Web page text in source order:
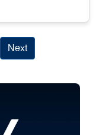
Next